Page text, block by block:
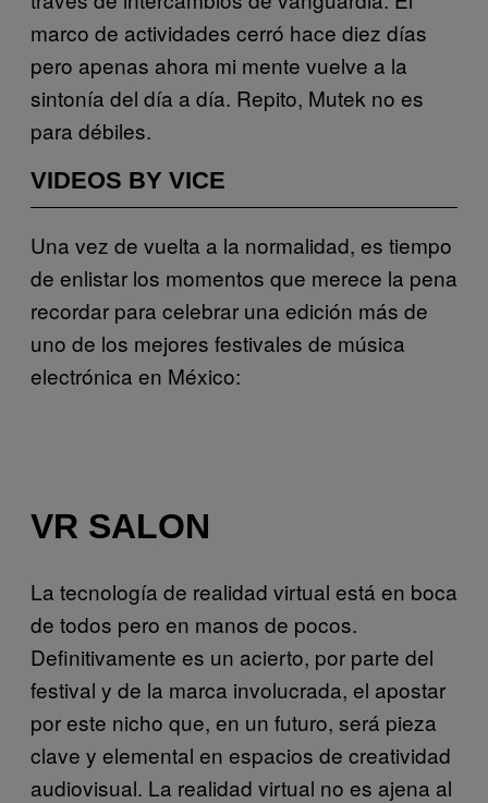
marco de actividades cerró hace diez días
pero apenas ahora mi mente vuelve a la
sintonía del día a día. Repito, Mutek no es
para débiles.
VIDEOS BY VICE
Una vez de vuelta a la normalidad, es tiempo
de enlistar los momentos que merece la pena
recordar para celebrar una edición más de
uno de los mejores festivales de música
electrónica en México:
VR SALON
La tecnología de realidad virtual está en boca
de todos pero en manos de pocos.
Definitivamente es un acierto, por parte del
festival y de la marca involucrada, el apostar
por este nicho que, en un futuro, será pieza
clave y elemental en espacios de creatividad
audiovisual. La realidad virtual no es ajena al